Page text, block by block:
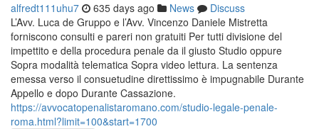
alfredt111uhu7 635 days ago News
Discuss
L’Avv. Luca de Gruppo e l’Avv. Vincenzo Daniele Mistretta
forniscono consulti e pareri non gratuiti Per tutti divisione del
impettito e della procedura penale da il giusto Studio oppure
Sopra modalità telematica Sopra video lettura. La sentenza
emessa verso il consuetudine direttissimo è impugnabile Durante
Appello e dopo Durante Cassazione.
https://avvocatopenalistaromano.com/studio-legale-penale-
roma.html?limit=100&start=1700